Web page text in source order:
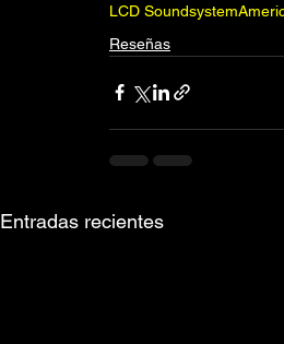
LCD Soundsystem
Reseñas
Entradas recientes